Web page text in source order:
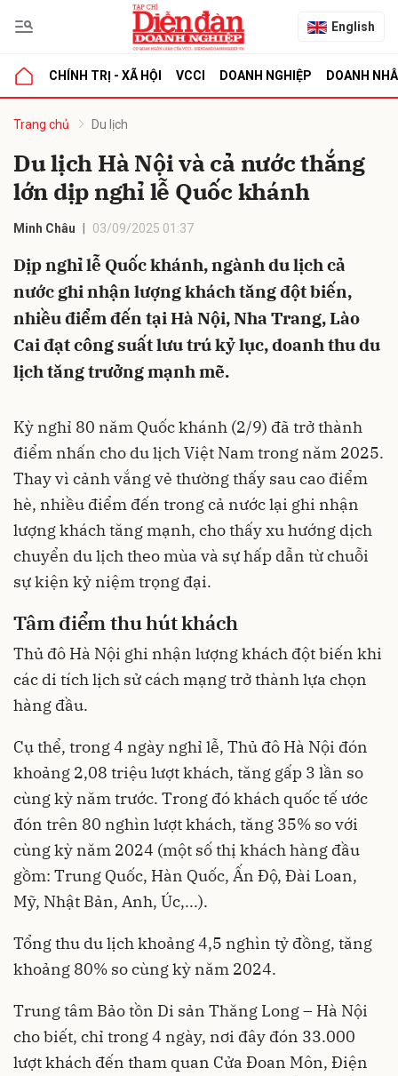
English
CHÍNH TRỊ - XÃ HỘI VCCI DOANH NGHIỆP DOANH
Trang chủ Du lịch
Du lịch Hà Nội và cả nước thắng
lớn dịp nghỉ lễ Quốc khánh
Minh Châu 03/09/2025 01:37
Dịp nghỉ lễ Quốc khánh, ngành du lịch cả
nước ghi nhận lượng khách tăng đột biến,
nhiều điểm đến tại Hà Nội, Nha Trang, Lào
Cai đạt công suất lưu trú kỷ lục, doanh thu du
lịch tăng trưởng mạnh mẽ.
Kỳ nghỉ 80 năm Quốc khánh (2/9) đã trở thành
điểm nhấn cho du lịch Việt Nam trong năm 2025.
Thay vì cảnh vắng vẻ thường thấy sau cao điểm
hè, nhiều điểm đến trong cả nước lại ghi nhận
lượng khách tăng mạnh, cho thấy xu hướng dịch
chuyển du lịch theo mùa và sự hấp dẫn từ chuỗi
sự kiện kỷ niệm trọng đại.
Tâm điểm thu hút khách
Thủ đô Hà Nội ghi nhận lượng khách đột biến khi
các di tích lịch sử cách mạng trở thành lựa chọn
hàng đầu.
Cụ thể, trong 4 ngày nghỉ lễ, Thủ đô Hà Nội đón
khoảng 2,08 triệu lượt khách, tăng gấp 3 lần so
cùng kỳ năm trước. Trong đó khách quốc tế ước
đón trên 80 nghìn lượt khách, tăng 35% so với
cùng kỳ năm 2024 (một số thị khách hàng đầu
gồm: Trung Quốc, Hàn Quốc, Ấn Độ, Đài Loan,
Mỹ, Nhật Bản, Anh, Úc,...).
Tổng thu du lịch khoảng 4,5 nghìn tỷ đồng, tăng
khoảng 80% so cùng kỳ năm 2024.
Trung tâm Bảo tồn Di sản Thăng Long – Hà Nội
cho biết, chỉ trong 4 ngày, nơi đây đón 33.000
lượt khách đến tham quan Cửa Đoan Môn, Điện
luận
Hủy